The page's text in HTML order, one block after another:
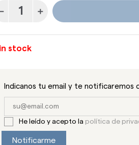
stock
Indicanos tu email y te notificaremos
He leído y acepto la política de
Notificarme